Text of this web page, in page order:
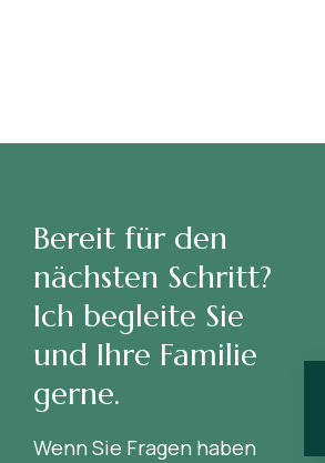
Bereit für den
nächsten Schritt?
Ich begleite Sie
und Ihre Familie
gerne.
Wenn Sie Fragen haben